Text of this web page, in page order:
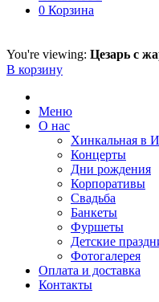
0 Корзина
You're viewing: Цезарь с
В корзину
Меню
О нас
Хинкальная в
Концерты
Дни рождения
Корпоративы
Свадьба
Банкеты
Фуршеты
Детские
Фотогалерея
Оплата и доставка
Контакты